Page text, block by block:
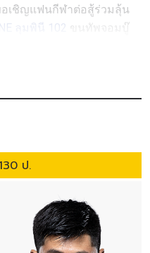
เชิญแฟนกีฬาต่อสู้ร่วมลุ้น
ลุมพินี 102
ขนทัพจอมบู๊
มส่งออกไปยัง 195 ประเทศ
องยิม”มวยซ้ายใจสู้ วัย 26 ปี
หยุดความร้อนแรงของ
มวยไทย 130 ป.
านต่อฟอร์มร้อนรับมือน้อง
ปี ที่หวังมาเปิดตัวครั้งแรก
วยไทย 103 ป.
ป.